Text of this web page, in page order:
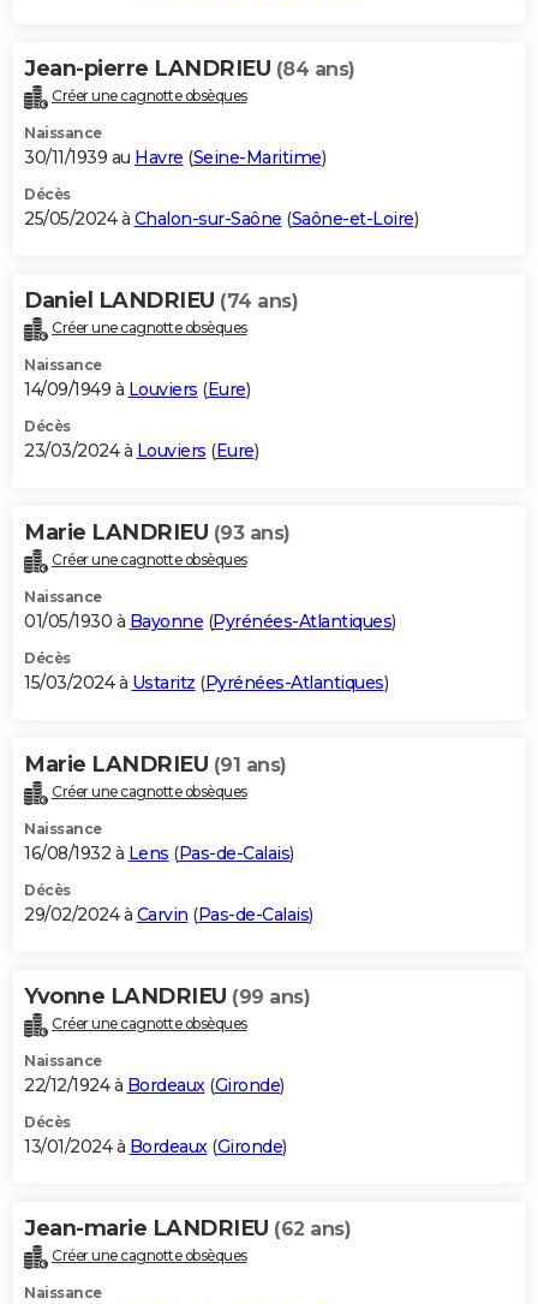
Jean-pierre LANDRIEU (84 ans)
Créer une cagnotte obsèques
Naissance
30/11/1939 au Havre (Seine-Maritime)
Décès
25/05/2024 à Chalon-sur-Saône (Saône-et-Loire)
Daniel LANDRIEU (74 ans)
Créer une cagnotte obsèques
Naissance
14/09/1949 à Louviers (Eure)
Décès
23/03/2024 à Louviers (Eure)
Marie LANDRIEU (93 ans)
Créer une cagnotte obsèques
Naissance
01/05/1930 à Bayonne (Pyrénées-Atlantiques)
Décès
15/03/2024 à Ustaritz (Pyrénées-Atlantiques)
Marie LANDRIEU (91 ans)
Créer une cagnotte obsèques
Naissance
16/08/1932 à Lens (Pas-de-Calais)
Décès
29/02/2024 à Carvin (Pas-de-Calais)
Yvonne LANDRIEU (99 ans)
Créer une cagnotte obsèques
Naissance
22/12/1924 à Bordeaux(Gironde)
Décès
13/01/2024 à Bordeaux(Gironde)
Jean-marie LANDRIEU (62 ans)
Créer une cagnotte obsèques
Naissance